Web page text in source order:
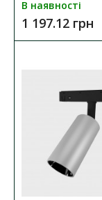
Трековий
чорний 7W
Наявність: В
В наявності
1 197.12 грн